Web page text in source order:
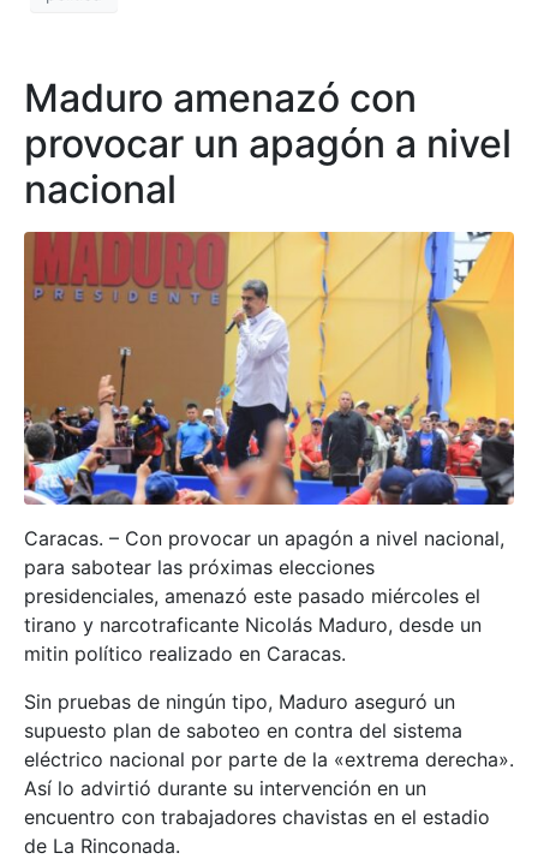
Maduro amenazó con
provocar un apagón a nivel
nacional
Caracas. – Con provocar un apagón a nivel nacional,
para sabotear las próximas elecciones
presidenciales, amenazó este pasado miércoles el
tirano y narcotraficante Nicolás Maduro, desde un
mitin político realizado en Caracas.
Sin pruebas de ningún tipo, Maduro aseguró un
supuesto plan de saboteo en contra del sistema
eléctrico nacional por parte de la «extrema derecha».
Así lo advirtió durante su intervención en un
encuentro con trabajadores chavistas en el estadio
de La Rinconada.